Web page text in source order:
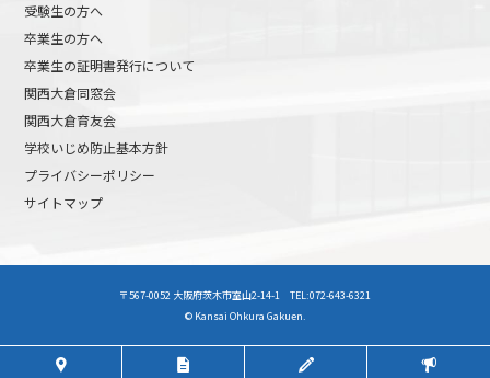
高校受験について
中学受験について
高等学校受験イベント
中学校受験イベント
受験生の方へ
卒業生の方へ
卒業生の証明書発行について
関西大倉同窓会
関西大倉育友会
学校いじめ防止基本方針
プライバシーポリシー
サイトマップ
〒567-0052 大阪府茨木市室山2-14-1 TEL:072-643-6321
© Kansai Ohkura Gakuen.